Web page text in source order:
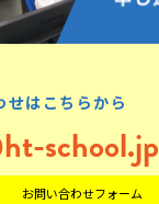
せはこちらから
school.jp
お問い合わせフォーム